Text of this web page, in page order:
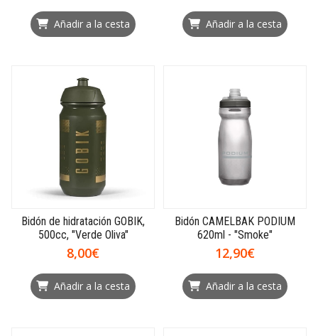
Añadir a la cesta Añadir a la cesta
Bidón de hidratación GOBIK,
500cc, "Verde Oliva"
8,00€
Añadir a la cesta
Bidón CAMELBAK PODIUM
620ml - "Smoke"
12,90€
Añadir a la cesta